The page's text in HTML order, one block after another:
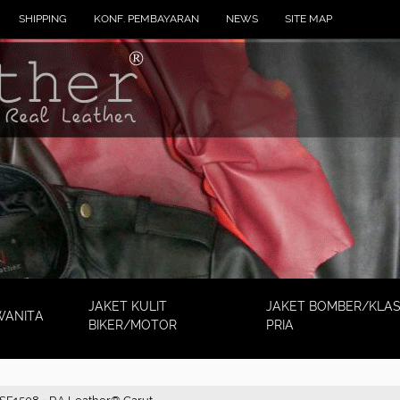
SHIPPING KONF. PEMBAYARAN NEWS SITE MAP
JAKET KULIT
BIKER/MOTOR
JAKET BOMBER/
PRIA